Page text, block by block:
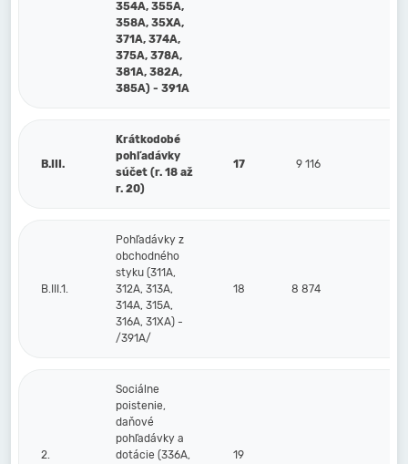
354A, 355A,
358A, 35XA,
371A, 374A,
375A, 378A,
381A, 382A,
385A) - 391A
B.III.
Krátkodobé
pohľadávky
súčet (r. 18 až
r. 20)
17 9 116
B.III.1.
Pohľadávky z
obchodného
styku (311A,
312A, 313A,
314A, 315A,
316A, 31XA) -
/391A/
18 8 874
2.
Sociálne
poistenie,
daňové
pohľadávky a
dotácie (336A,
19